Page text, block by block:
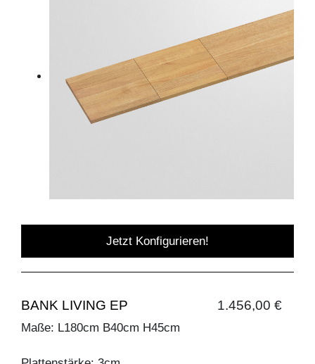
Jetzt Konfigurieren!
BANK LIVING EP 1.456,00 €
Maße: L180cm B40cm H45cm